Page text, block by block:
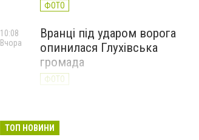
ФОТО
Вранці під ударом ворога
опинилася Глухівська
громада
ФОТО
10:08
Вчора
ТОП НОВИНИ